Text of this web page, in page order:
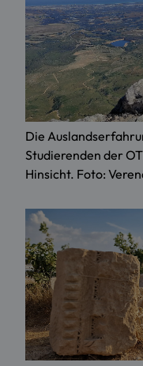
Die
Studierenden der
Hinsicht. Foto: